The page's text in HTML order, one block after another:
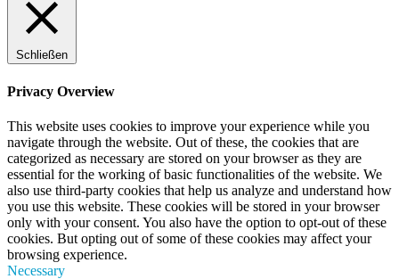
Schließen
Privacy Overview
This website uses cookies to improve your experience while you
navigate through the website. Out of these, the cookies that are
categorized as necessary are stored on your browser as they are
essential for the working of basic functionalities of the website. We
also use third-party cookies that help us analyze and understand how
you use this website. These cookies will be stored in your browser
only with your consent. You also have the option to opt-out of these
cookies. But opting out of some of these cookies may affect your
browsing experience.
Necessary